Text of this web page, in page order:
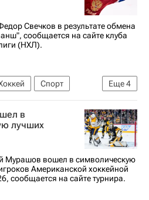
Свечков в результате обмена
сообщается на сайте клуба
(НХЛ).
Еще4
Спорт
Эвеланш
лига (НХЛ)
в
лучших
Мурашов вошел в символическую
Американской хоккейной
сообщается на сайте турнира.